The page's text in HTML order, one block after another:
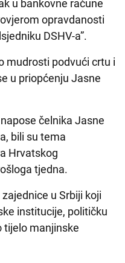
u bankovne račune
opravdanosti
DSHV-a”.
mudrosti podvući crtu i
u priopćenju Jasne
čelnika Jasne
bili su tema
Hrvatskog
tjedna.
u Srbiji koji
institucije, političku
tijelo manjinske